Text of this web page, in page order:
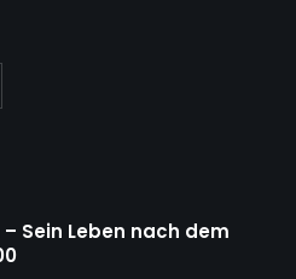
Sein Leben nach dem